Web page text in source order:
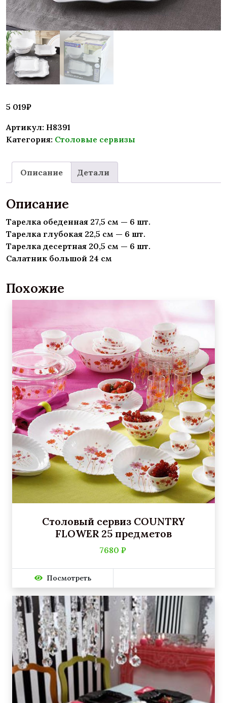
5 019₽
Артикул: H8391
Категория: Столовые сервизы
Описание Детали
Описание
Тарелка обеденная 27,5 см — 6 шт.
Тарелка глубокая 22,5 см — 6 шт.
Тарелка десертная 20,5 см — 6 шт.
Салатник большой 24 см
Похожие
Столовый сервиз COUNTRY
FLOWER 25 предметов
7680 ₽
Посмотреть